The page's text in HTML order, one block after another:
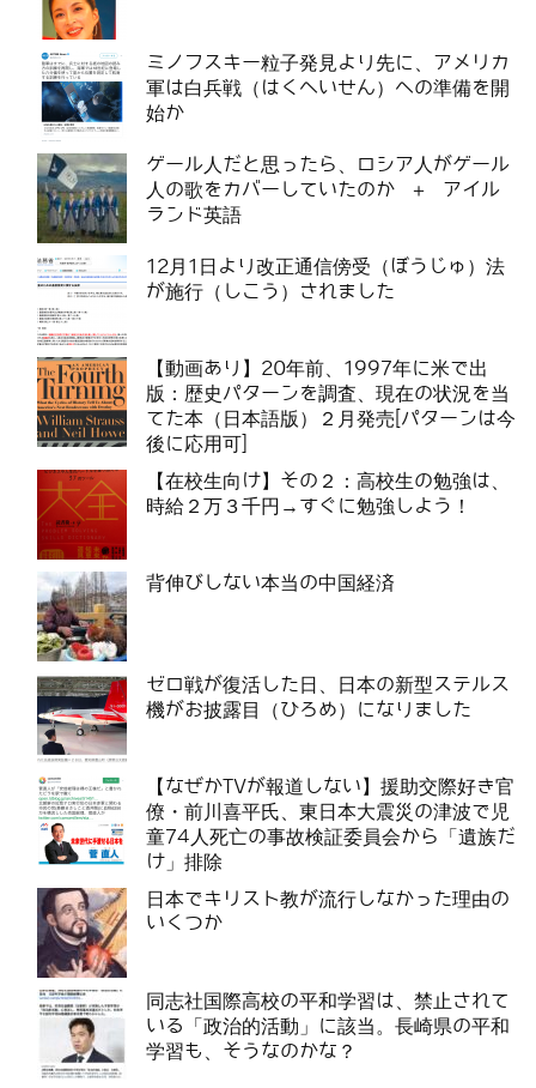
ミノフスキー粒子発見より先に、アメリカ
軍は白兵戦（はくへいせん）への準備を開
始か
ゲール人だと思ったら、ロシア人がゲール
人の歌をカバーしていたのか ＋ アイル
ランド英語
12月1日より改正通信傍受（ぼうじゅ）法
が施行（しこう）されました
【動画あり】20年前、1997年に米で出
版：歴史パターンを調査、現在の状況を当
てた本（日本語版）２月発売[パターンは今
後に応用可]
【在校生向け】その２：高校生の勉強は、
時給２万３千円→すぐに勉強しよう！
背伸びしない本当の中国経済
ゼロ戦が復活した日、日本の新型ステルス
機がお披露目（ひろめ）になりました
【なぜかTVが報道しない】援助交際好き官
僚・前川喜平氏、東日本大震災の津波で児
童74人死亡の事故検証委員会から「遺族だ
け」排除
日本でキリスト教が流行しなかった理由の
いくつか
同志社国際高校の平和学習は、禁止されて
いる「政治的活動」に該当。長崎県の平和
学習も、そうなのかな？